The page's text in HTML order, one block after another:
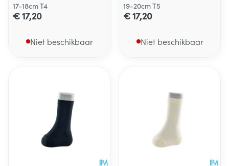
17-18cm T4
€ 17,20
Niet beschikbaar
19-20cm T5
€ 17,20
Niet beschikbaar